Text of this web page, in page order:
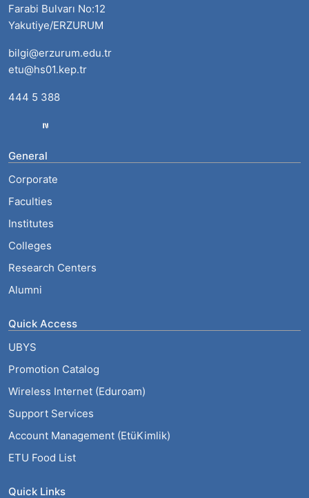
Farabi Bulvarı No:12
Yakutiye/ERZURUM
bilgi@erzurum.edu.tr
etu@hs01.kep.tr
444 5 388
General
Corporate
Faculties
Institutes
Colleges
Research Centers
Alumni
Quick Access
UBYS
Promotion Catalog
Wireless Internet (Eduroam)
Support Services
Account Management (EtüKimlik)
ETU Food List
Quick Links